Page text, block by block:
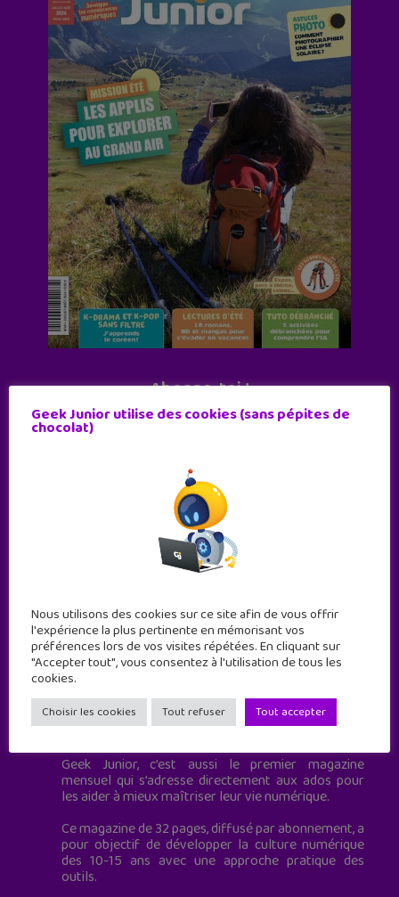
Abonne-toi !
11 numéros par an
JE M'ABONNE !
Geek Junior est le premier site de culture numérique
à destination des adolescents.
Geek Junior, c’est aussi le premier magazine
mensuel qui s’adresse directement aux ados pour
les aider à mieux maîtriser leur vie numérique.
Ce magazine de 32 pages, diffusé par abonnement, a
pour objectif de développer la culture numérique
des 10-15 ans avec une approche pratique des
outils.
Geek Junior utilise des cookies (sans pépites de
chocolat)
Nous utilisons des cookies sur ce site afin de vous offrir
l'expérience la plus pertinente en mémorisant vos
préférences lors de vos visites répétées. En cliquant sur
"Accepter tout", vous consentez à l'utilisation de tous les
cookies.
Choisir les cookies Tout refuser Tout accepter